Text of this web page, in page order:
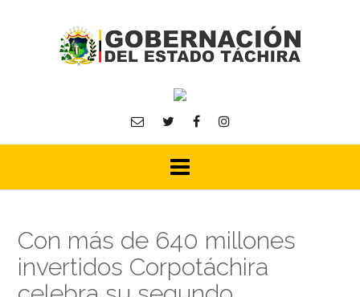
Con más de 640 millones
invertidos Corpotáchira